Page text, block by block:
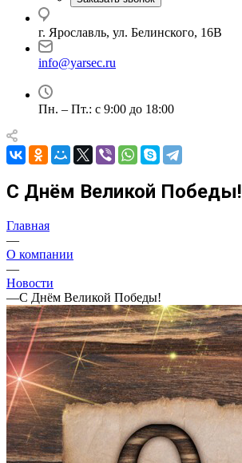
г. Ярославль, ул. Белинского, 16В
info@yarsec.ru
Пн. – Пт.: с 9:00 до 18:00
С Днём Великой Победы!
Главная
—
О компании
—
Новости
—С Днём Великой Победы!